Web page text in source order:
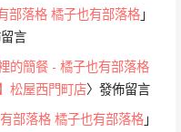
部落格 橘子也有部落格 」
言
的簡餐 - 橘子也有部落格
松屋西門町店〉發佈留言
部落格 橘子也有部落格 」